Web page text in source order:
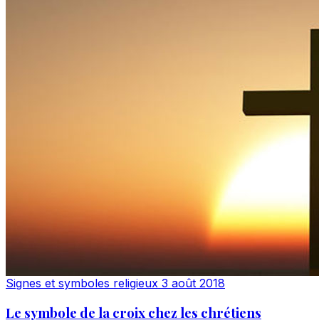
Signes et symboles religieux 3 août 2018
Le symbole de la croix chez les chrétiens